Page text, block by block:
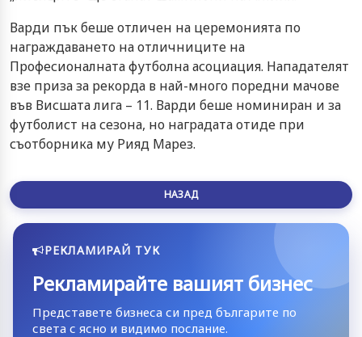
Варди пък беше отличен на церемонията по
награждаването на отличниците на
Професионалната футболна асоциация. Нападателят
взе приза за рекорда в най-много поредни мачове
във Висшата лига – 11. Варди беше номиниран и за
футболист на сезона, но наградата отиде при
съотборника му Рияд Марез.
НАЗАД
РЕКЛАМИРАЙ ТУК
Рекламирайте вашият бизнес
Представете бизнеса си пред българите по
света с ясно и видимо послание.